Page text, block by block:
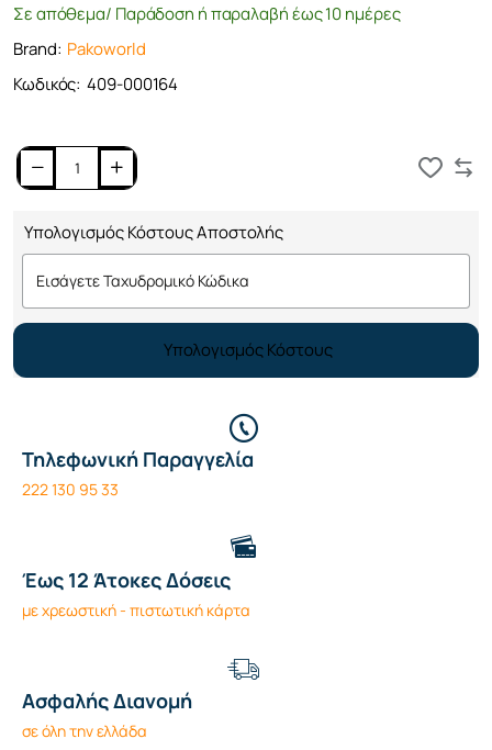
Σε απόθεμα/ Παράδοση ή παραλαβή έως 10 ημέρες
Brand: Pakoworld
Κωδικός: 409-000164
Υπολογισμός Κόστους Αποστολής
Υπολογισμός Κόστους
Τηλεφωνική Παραγγελία
222 130 95 33
Έως 12 Άτοκες Δόσεις
με χρεωστική - πιστωτική κάρτα
Ασφαλής Διανομή
σε όλη την ελλάδα